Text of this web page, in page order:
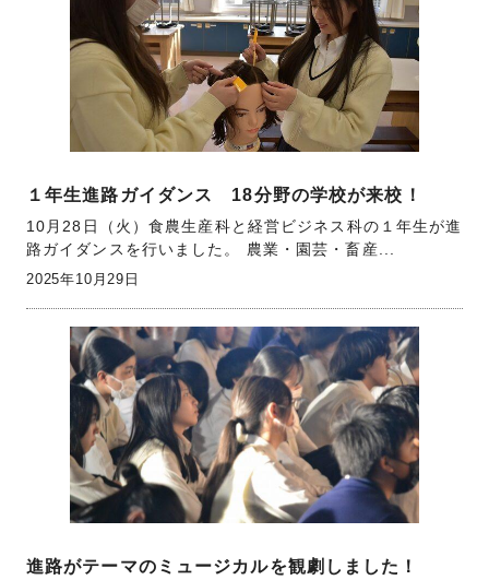
１年生進路ガイダンス 18分野の学校が来校！
10月28日（火）食農生産科と経営ビジネス科の１年生が進
路ガイダンスを行いました。 農業・園芸・畜産...
2025年10月29日
進路がテーマのミュージカルを観劇しました！